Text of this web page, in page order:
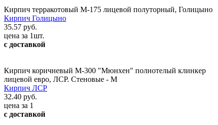
Кирпич терракотовый М-175 лицевой полуторный, Голицыно
Кирпич Голицыно
35.57 руб.
цена за 1шт.
с доставкой
Кирпич коричневый М-300 "Мюнхен" полнотелый клинкер
лицевой евро, ЛСР. Стеновые - М
Кирпич ЛСР
32.40 руб.
цена за 1
с доставкой